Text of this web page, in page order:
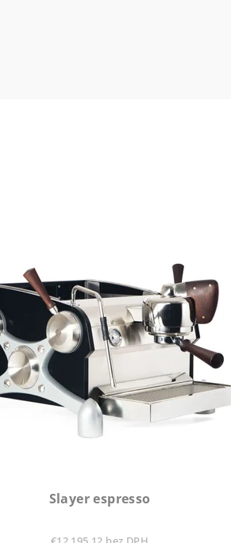
Slayer espresso